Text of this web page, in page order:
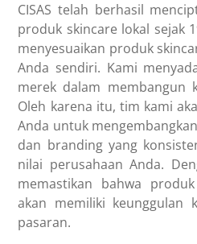
CISAS telah berhasil
produk skincare lokal sejak
menyesuaikan produk
Anda sendiri. Kami
merek dalam membangun
Oleh karena itu, tim kami
Anda untuk
dan branding yang
nilai perusahaan Anda.
memastikan bahwa
akan memiliki keunggulan
pasaran.